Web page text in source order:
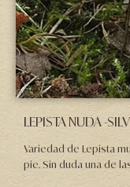
LEPISTA NUDA -
Variedad de Lepista
pie. Sin duda una de
resulta deliciosa en